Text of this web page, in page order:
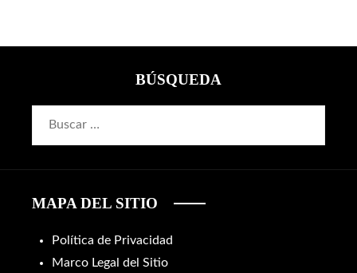
BÚSQUEDA
MAPA DEL SITIO
Política de Privacidad
Marco Legal del Sitio